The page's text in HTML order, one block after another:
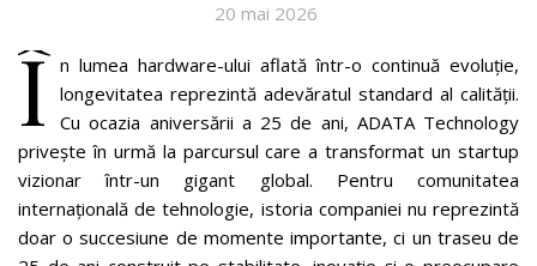
20 mai 2026
Î n lumea hardware-ului aflată într-o continuă evoluție,
longevitatea reprezintă adevăratul standard al calității.
Cu ocazia aniversării a 25 de ani, ADATA Technology
privește în urmă la parcursul care a transformat un startup
vizionar într-un gigant global. Pentru comunitatea
internațională de tehnologie, istoria companiei nu reprezintă
doar o succesiune de momente importante, ci un traseu de